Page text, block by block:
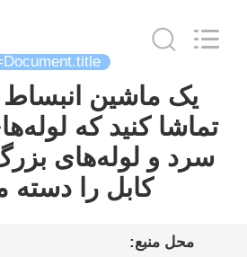
صفحه
اصلی
محصولات
ویدیوها
Document.title='
یک ماشین انبساط
تماشا کنید که
سرد و لوله‌های
کابل را دسته
محل منبع: